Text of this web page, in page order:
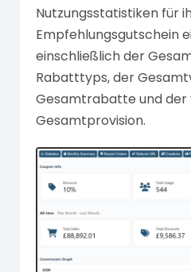
Nutzungsstatistiken für
Empfehlungsgutschein
einschließlich der
Rabatttyps, der
Gesamtrabatte und der
Gesamtprovision.